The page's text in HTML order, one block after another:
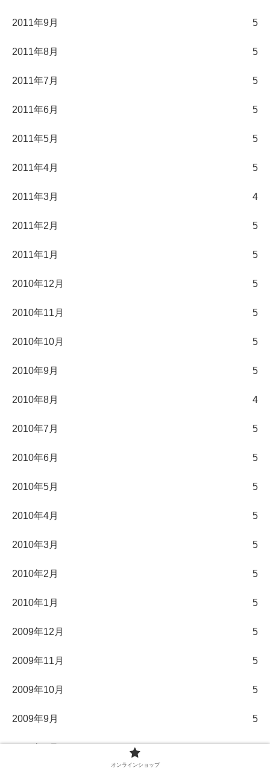
2011年9月 5
2011年8月 5
2011年7月 5
2011年6月 5
2011年5月 5
2011年4月 5
2011年3月 4
2011年2月 5
2011年1月 5
2010年12月 5
2010年11月 5
2010年10月 5
2010年9月 5
2010年8月 4
2010年7月 5
2010年6月 5
2010年5月 5
2010年4月 5
2010年3月 5
2010年2月 5
2010年1月 5
2009年12月 5
2009年11月 5
2009年10月 5
2009年9月 5
オンラインショップ